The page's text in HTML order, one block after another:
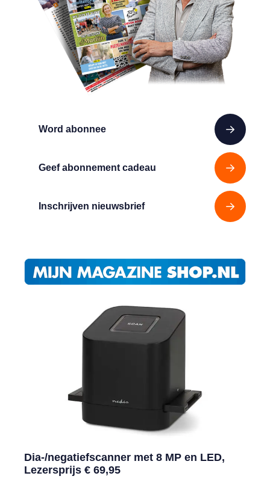
Word abonnee
Geef abonnement cadeau
Inschrijven nieuwsbrief
Dia-/negatiefscanner met 8 MP en LED,
Lezersprijs € 69,95